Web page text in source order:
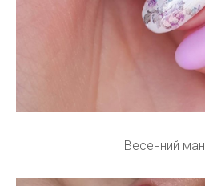
Весенний